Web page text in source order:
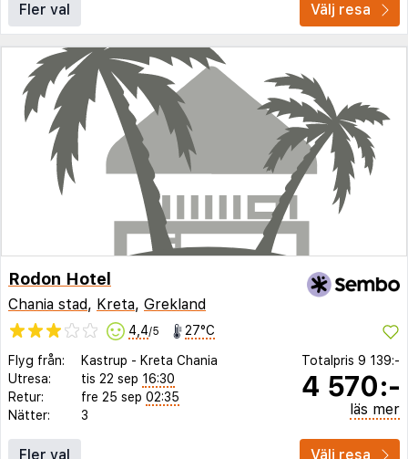
Fler val Välj resa
Rodon Hotel
Chania stad, Kreta, Grekland
4,4/5 27°C
Flyg från: Kastrup - Kreta Chania
Utresa:
tis 22 sep 16:30
Retur:
fre 25 sep 02:35
Nätter:
3
Totalpris 9 139:-
4 570:-
läs mer
Fler val Välj resa